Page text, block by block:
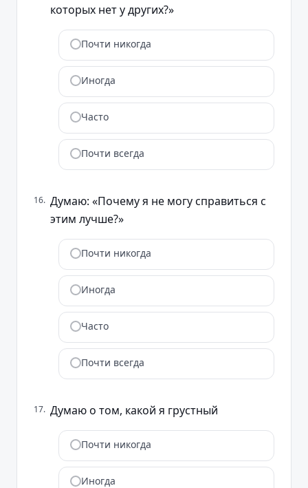
которых нет у других?»
Почти никогда
Иногда
Часто
Почти всегда
16. Думаю: «Почему я не могу справиться с
этим лучше?»
Почти никогда
Иногда
Часто
Почти всегда
17. Думаю о том, какой я грустный
Почти никогда
Иногда